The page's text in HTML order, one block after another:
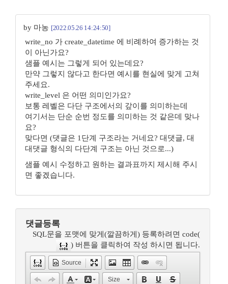
by 마농 [2022.05.26 14:24:50]
write_no 가 create_datetime 에 비례하여 증가하는 것
이 아닌가요?
샘플 예시는 그렇게 되어 있는데요?
만약 그렇지 않다고 한다면 예시를 현실에 맞게 고쳐
주세요.
write_level 은 어떤 의미인가요?
보통 레벨은 다단 구조에서의 갚이를 의미하는데
여기서는 단순 순번 정도를 의미하는 것 같은데 맞나
요?
맞다면 (댓글은 1단계 구조라는 거네요? 대댓글, 대
대댓글 형식의 다단계 구조는 아닌 것으로...)
샘플 예시 수정하고 원하는 결과표까지 제시해 주시
면 좋겠습니다.
댓글등록
SQL문을 포맷에 맞게(깔끔하게) 등록하려면 code(
) 버튼을 클릭하여 작성 하시면 됩니다.
Source
Size